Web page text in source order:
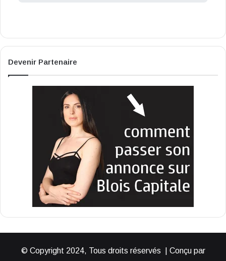
Devenir Partenaire
© Copyright 2024, Tous droits réservés | Conçu par